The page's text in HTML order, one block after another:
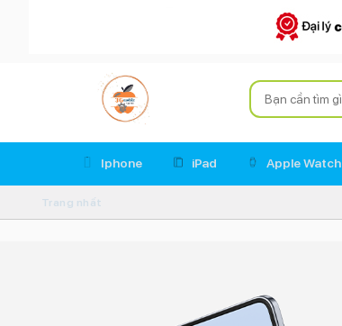
Iphone iPad Apple Watch
Trang nhất